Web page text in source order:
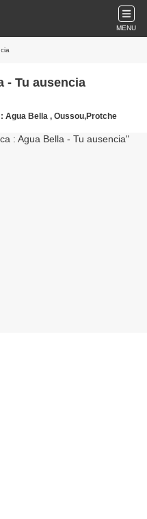
MENU
- Tu ausencia
Agua Bella , Oussou,Protche